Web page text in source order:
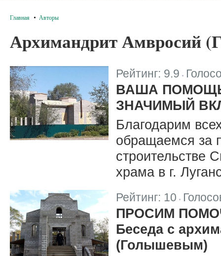
Главная Авторы
Архимандрит Амвросий
Рейтинг: 9.9
ВАША ПОМОЩЬ
ЗНАЧИМЫЙ
Благодарим
обращаемся за
строительстве
храма в г.
Рейтинг: 10
ПРОСИМ
Беседа с
(Голышевым)